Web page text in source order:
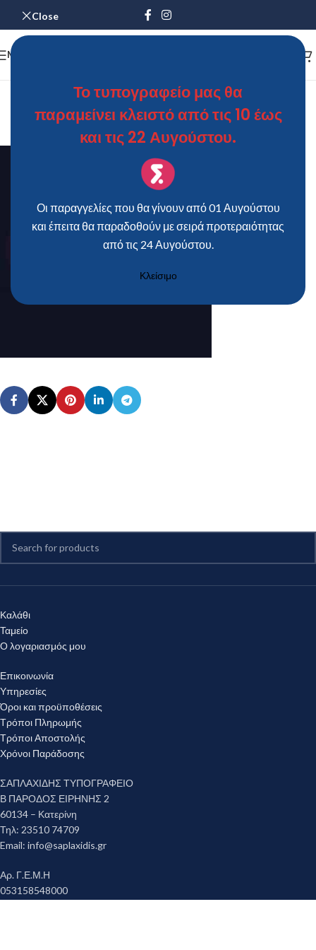
Close
Το τυπογραφείο μας θα
παραμείνει κλειστό από τις 10 έως
και τις 22 Αυγούστου.
Οι παραγγελίες που θα γίνουν από 01 Αυγούστου
και έπειτα θα παραδοθούν με σειρά προτεραιότητας
από τις 24 Αυγούστου.
Κλείσιμο
MENU
WEC-7720-3
ΘΩΜΑΣOn 22 Ιανουαρίου 2020
Καλάθι
Ταμείο
Ο λογαριασμός μου
Επικοινωνία
Υπηρεσίες
Όροι και προϋποθέσεις
Τρόποι Πληρωμής
Τρόποι Αποστολής
Χρόνοι Παράδοσης
ΣΑΠΛΑΧΙΔΗΣ ΤΥΠΟΓΡΑΦΕΙΟ
Β ΠΑΡΟΔΟΣ ΕΙΡΗΝΗΣ 2
60134 – Κατερίνη
Τηλ: 23510 74709
Email: info@saplaxidis.gr
Αρ. Γ.Ε.Μ.Η
053158548000